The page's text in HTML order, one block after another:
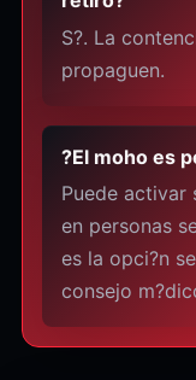
S?. La
propaguen.
?El moho es
Puede activar
en personas
es la opci?n
consejo